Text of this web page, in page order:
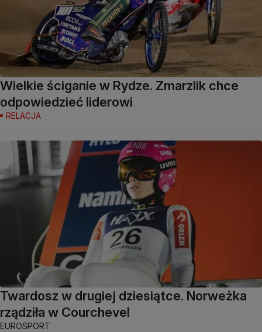
Wielkie ściganie w Rydze. Zmarzlik chce
odpowiedzieć liderowi
RELACJA
Twardosz w drugiej dziesiątce. Norweżka
rządziła w Courchevel
EUROSPORT